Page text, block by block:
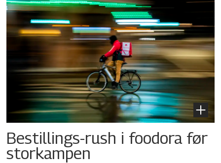
Bestillings-rush i foodora før
storkampen